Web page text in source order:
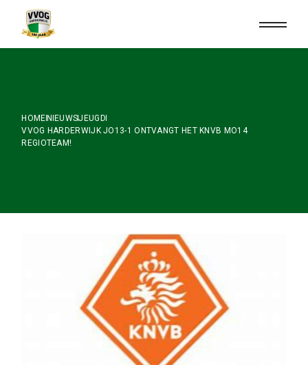
content
HOME NIEUWSJEUGD
VVOG HARDERWIJK JO13-1 ONTVANGT HET KNVB MO14
REGIOTEAM!